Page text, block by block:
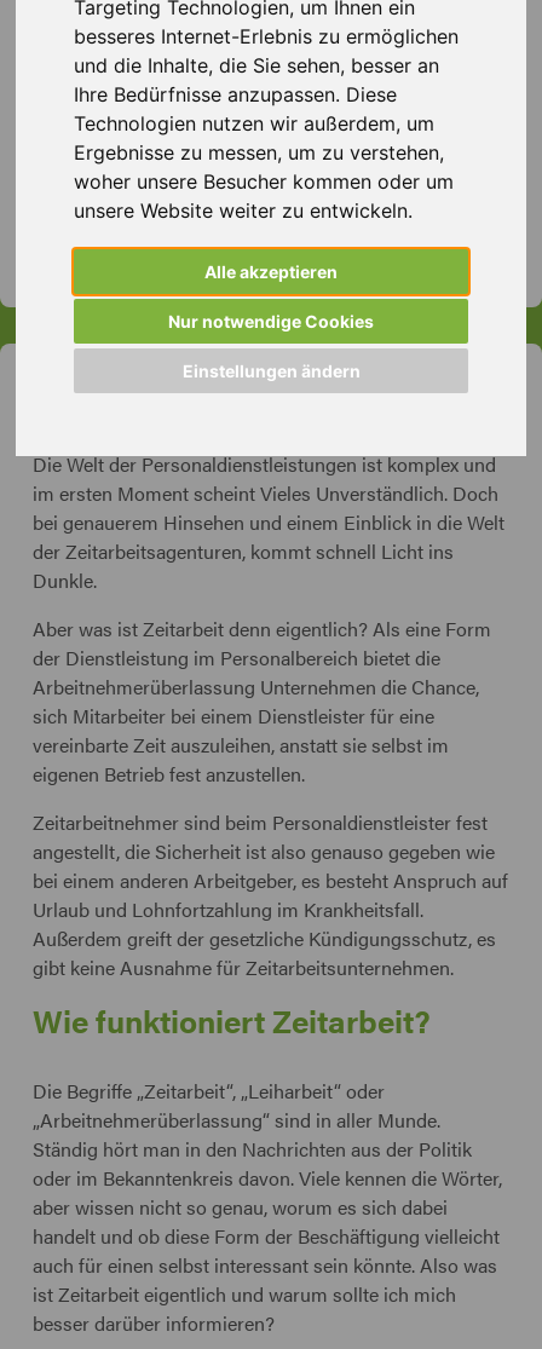
Targeting Technologien, um Ihnen ein
besseres Internet-Erlebnis zu ermöglichen
und die Inhalte, die Sie sehen, besser an
Ihre Bedürfnisse anzupassen. Diese
Technologien nutzen wir außerdem, um
Ergebnisse zu messen, um zu verstehen,
woher unsere Besucher kommen oder um
unsere Website weiter zu entwickeln.
Alle akzeptieren
Nur notwendige Cookies
Einstellungen ändern
stehen Ihnen als zuverlässiger Partner zur Seite. Mit
mehr als 30 Jahren Erfahrung in der
Personalvermittlung verbinden wir Unternehmen mit
talentierten Bewerbern und eröffnen Türen zu neuen
beruflichen Chancen. Kontaktieren Sie uns, um mehr
über unsere individuellen Lösungen zu erfahren.
Job oder Talent sofort finden- Kontaktieren Sie
uns!
Zeitarbeit Definition
Die Welt der Personaldienstleistungen ist komplex und
im ersten Moment scheint Vieles Unverständlich. Doch
bei genauerem Hinsehen und einem Einblick in die Welt
der Zeitarbeitsagenturen, kommt schnell Licht ins
Dunkle.
Aber was ist Zeitarbeit denn eigentlich? Als eine Form
der Dienstleistung im Personalbereich bietet die
Arbeitnehmerüberlassung Unternehmen die Chance,
sich Mitarbeiter bei einem Dienstleister für eine
vereinbarte Zeit auszuleihen, anstatt sie selbst im
eigenen Betrieb fest anzustellen.
Zeitarbeitnehmer sind beim Personaldienstleister fest
angestellt, die Sicherheit ist also genauso gegeben wie
bei einem anderen Arbeitgeber, es besteht Anspruch auf
Urlaub und Lohnfortzahlung im Krankheitsfall.
Außerdem greift der gesetzliche Kündigungsschutz, es
gibt keine Ausnahme für Zeitarbeitsunternehmen.
Wie funktioniert Zeitarbeit?
Die Begriffe „Zeitarbeit“, „Leiharbeit“ oder
„Arbeitnehmerüberlassung“ sind in aller Munde.
Ständig hört man in den Nachrichten aus der Politik
oder im Bekanntenkreis davon. Viele kennen die Wörter,
aber wissen nicht so genau, worum es sich dabei
handelt und ob diese Form der Beschäftigung vielleicht
auch für einen selbst interessant sein könnte. Also was
ist Zeitarbeit eigentlich und warum sollte ich mich
besser darüber informieren?